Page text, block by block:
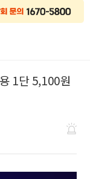
1단 5,100원